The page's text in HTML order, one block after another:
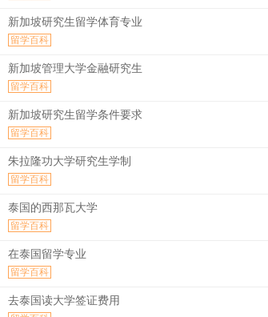
新加坡研究生留学体育专业
留学百科
新加坡管理大学金融研究生
留学百科
新加坡研究生留学条件要求
留学百科
朱拉隆功大学研究生学制
留学百科
泰国的西那瓦大学
留学百科
在泰国留学专业
留学百科
去泰国读大学签证费用